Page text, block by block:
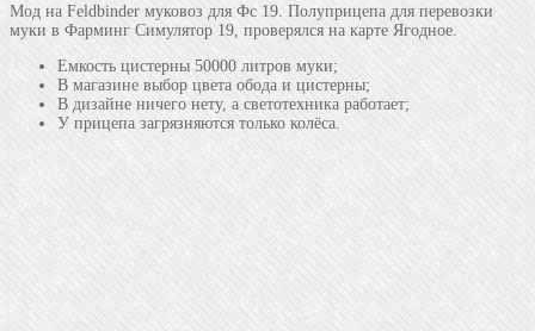
Мод на Feldbinder муковоз для Фс 19. Полуприцепа для перевозки
муки в Фарминг Симулятор 19, проверялся на карте Ягодное.
Емкость цистерны 50000 литров муки;
В магазине выбор цвета обода и цистерны;
В дизайне ничего нету, а светотехника работает;
У прицепа загрязняются только колёса.